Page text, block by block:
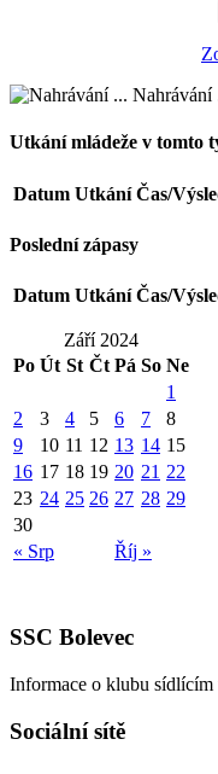
Nahrávání
Utkání mládeže v tomto
Datum Utkání Čas/
Poslední zápasy
Datum Utkání Čas/
Září 2024
Po Út St Čt Pá So Ne
« Srp Říj »
1
2
3 4 5 6 7
8
9
10 11 12 13 14 15
16 17 18 19 20 21 22
23 24 25 26 27 28 29
30
SSC Bolevec
Informace o klubu
Sociální sítě